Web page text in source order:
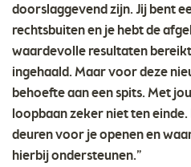
doorslaggevend zijn. Jij bent
rechtsbuiten en je hebt de
waardevolle resultaten
ingehaald. Maar voor deze
behoefte aan een spits. Met
loopbaan zeker niet ten
deuren voor je openen en
hierbij ondersteunen.”